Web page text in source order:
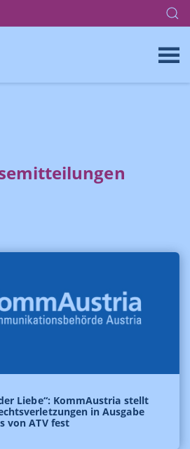
Liebe“: KommAustria stellt
in Ausgabe
von ATV fest